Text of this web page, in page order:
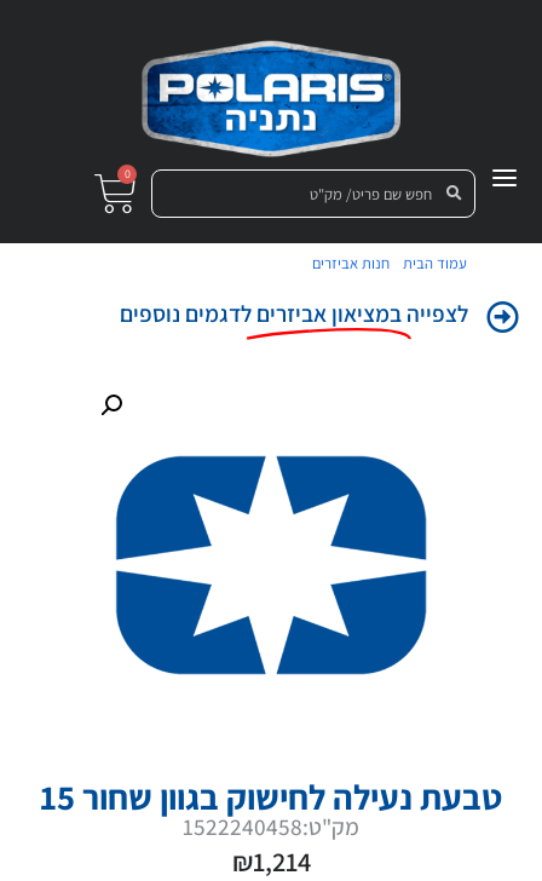
0
עמוד הבית חנות אביזרים
לצפייהבמציאון אביזרים לדגמים נוספים
טבעת נעילה לחישוק בגוון שחור 15
מק"ט:1522240458
₪1,214